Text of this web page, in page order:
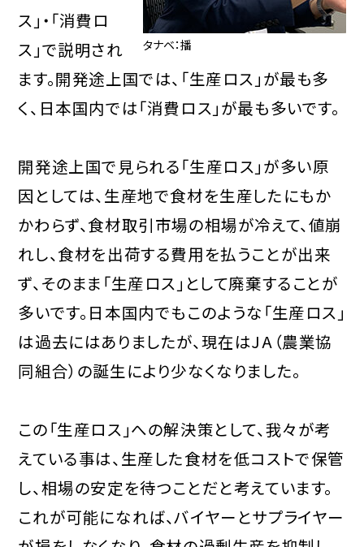
タナベ：播
ス」・「消費ロ
ス」で説明され
ます。開発途上国では、「生産ロス」が最も多
く、日本国内では「消費ロス」が最も多いです。
開発途上国で見られる「生産ロス」が多い原
因としては、生産地で食材を生産したにもか
かわらず、食材取引市場の相場が冷えて、値崩
れし、食材を出荷する費用を払うことが出来
ず、そのまま「生産ロス」として廃棄することが
多いです。日本国内でもこのような「生産ロス」
は過去にはありましたが、現在はJA（農業協
同組合）の誕生により少なくなりました。
この「生産ロス」への解決策として、我々が考
えている事は、生産した食材を低コストで保管
し、相場の安定を待つことだと考えています。
これが可能になれば、バイヤーとサプライヤー